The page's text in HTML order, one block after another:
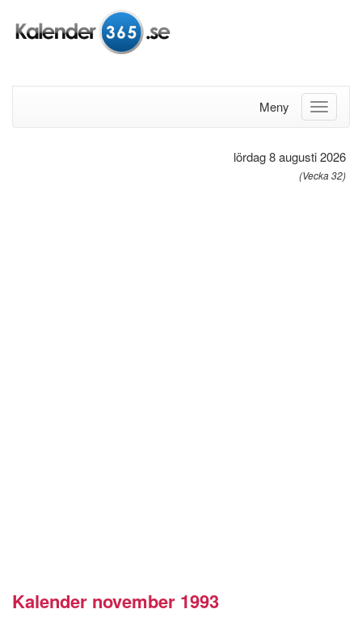
Meny
lördag 8 augusti 2026
(Vecka 32)
Kalender november 1993